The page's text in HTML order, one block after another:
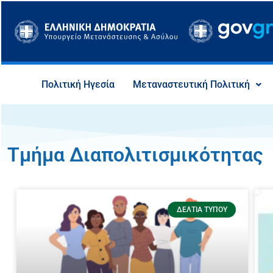
στο
περιεχόμενο
Πολιτική Ηγεσία Μεταναστευτική Πολιτική
Τμήμα Διαπολιτισμικότητας
ΔΕΛΤΊΑ ΤΎΠΟΥ